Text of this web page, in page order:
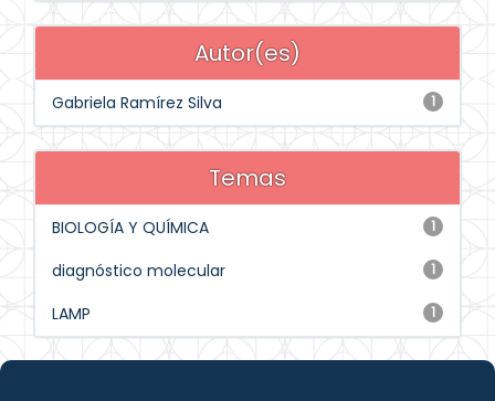
Autor(es)
1
Gabriela Ramírez Silva
Temas
1
BIOLOGÍA Y QUÍMICA
1
diagnóstico molecular
1
LAMP